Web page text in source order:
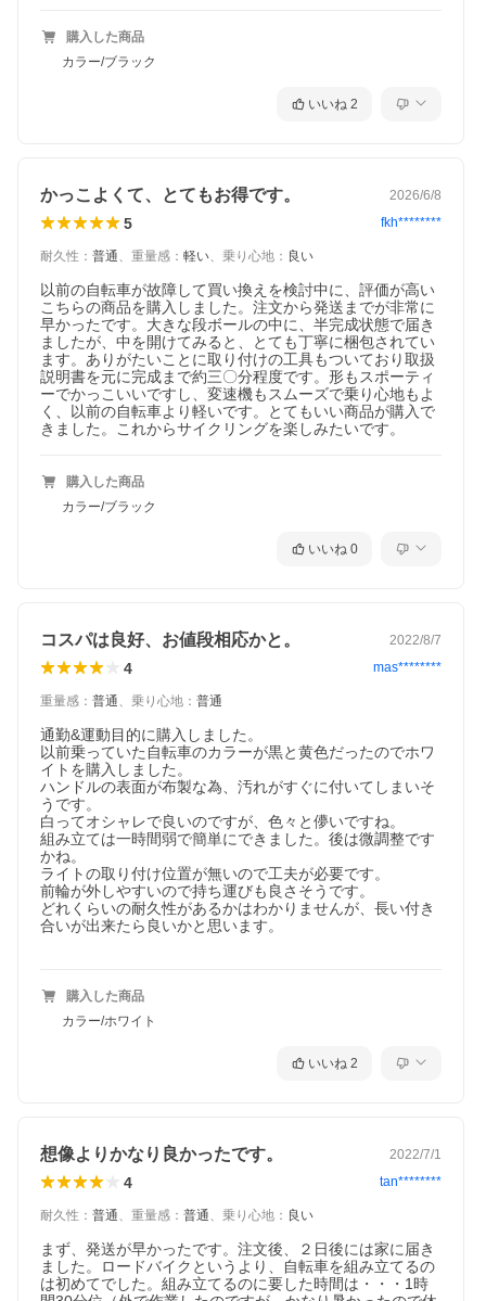
購入した商品
カラー/ブラック
いいね 2
かっこよくて、とてもお得です。 2026/6/8
5 fkh********
耐久性 ： 普通、 重量感 ： 軽い、 乗り心地 ： 良い
以前の自転車が故障して買い換えを検討中に、評価が高い
こちらの商品を購入しました。注文から発送までが非常に
早かったです。大きな段ボールの中に、半完成状態で届き
ましたが、中を開けてみると、とても丁寧に梱包されてい
ます。ありがたいことに取り付けの工具もついており取扱
説明書を元に完成まで約三〇分程度です。形もスポーティ
ーでかっこいいですし、変速機もスムーズで乗り心地もよ
く、以前の自転車より軽いです。とてもいい商品が購入で
きました。これからサイクリングを楽しみたいです。
購入した商品
カラー/ブラック
いいね 0
コスパは良好、お値段相応かと。 2022/8/7
4 mas********
重量感 ： 普通、 乗り心地 ： 普通
通勤&運動目的に購入しました。
以前乗っていた自転車のカラーが黒と黄色だったのでホワ
イトを購入しました。
ハンドルの表面が布製な為、汚れがすぐに付いてしまいそ
うです。
白ってオシャレで良いのですが、色々と儚いですね。
組み立ては一時間弱で簡単にできました。後は微調整です
かね。
ライトの取り付け位置が無いので工夫が必要です。
前輪が外しやすいので持ち運びも良さそうです。
どれくらいの耐久性があるかはわかりませんが、長い付き
合いが出来たら良いかと思います。
購入した商品
カラー/ホワイト
いいね 2
想像よりかなり良かったです。 2022/7/1
4 tan********
耐久性 ： 普通、 重量感 ： 普通、 乗り心地 ： 良い
まず、発送が早かったです。注文後、２日後には家に届き
ました。ロードバイクというより、自転車を組み立てるの
は初めてでした。組み立てるのに要した時間は・・・1時